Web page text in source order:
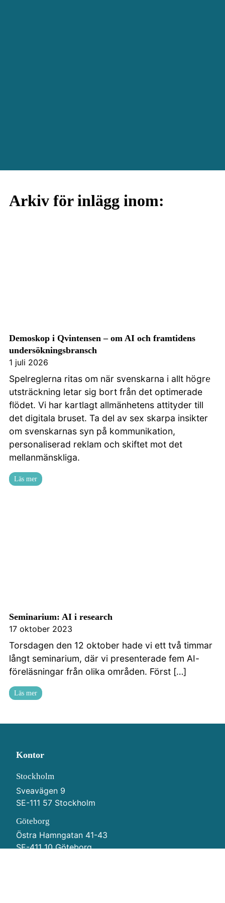
Kontakta oss
Arkiv för inlägg inom:
Demoskop i Qvintensen – om AI och framtidens
undersökningsbransch
1 juli 2026
Spelreglerna ritas om när svenskarna i allt högre
utsträckning letar sig bort från det optimerade
flödet. Vi har kartlagt allmänhetens attityder till
det digitala bruset. Ta del av sex skarpa insikter
om svenskarnas syn på kommunikation,
personaliserad reklam och skiftet mot det
mellanmänskliga.
Läs mer
Seminarium: AI i research
17 oktober 2023
Torsdagen den 12 oktober hade vi ett två timmar
långt seminarium, där vi presenterade fem AI-
föreläsningar från olika områden. Först […]
Läs mer
Kontor
Stockholm
Sveavägen 9
SE-111 57 Stockholm
Göteborg
Östra Hamngatan 41-43
SE-411 10 Göteborg